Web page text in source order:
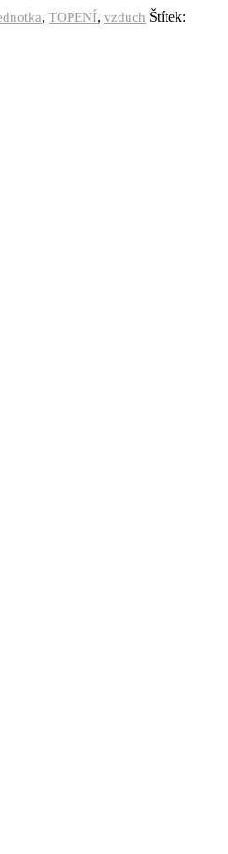
, TOPENÍ, vzduch Štítek: